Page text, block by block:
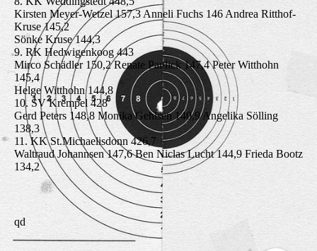
Kirsten Meyer-Wetzel 157,3 Anneli Fuchs 146 Andrea Ritthof-
Kruse 145,2
Sönke Kruse 144,3
9. RK Hedwigenkoog 443
Mirco Schädler 150,2 Renate Paulick 147,4 Peter Witthohn
145,4
Helge Witthohn 144,8
10. SV Krempel 428
Gerd Peters 148,8 Monika Gehlsen 140,9 Angelika Sölling
138,3
11. KK St.Michaelisdonn 426,7
Waltraud Johannsen 147,6 Ben Niclas Lucht 144,9 Frieda Bootz
134,2
qd